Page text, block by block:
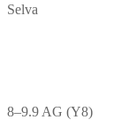
Selva
8–9.9 AG (Y8)